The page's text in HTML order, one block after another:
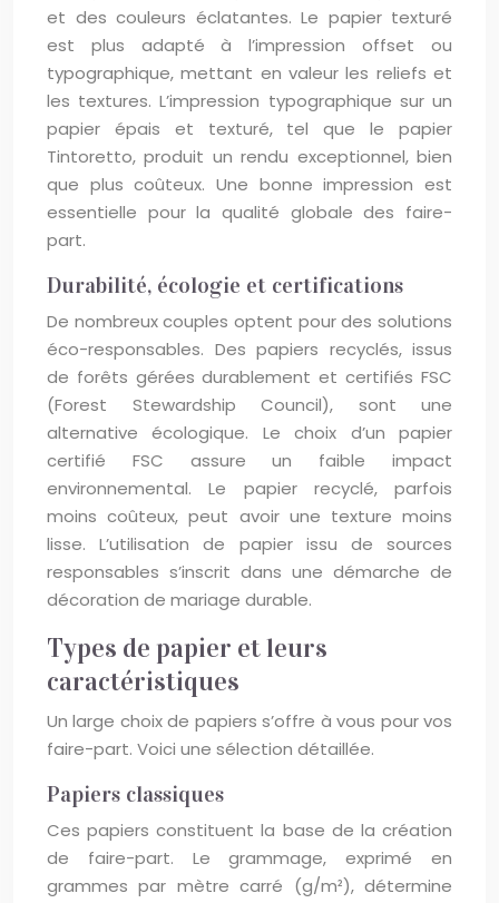
et des couleurs éclatantes. Le papier texturé
est plus adapté à l’impression offset ou
typographique, mettant en valeur les reliefs et
les textures. L’impression typographique sur un
papier épais et texturé, tel que le papier
Tintoretto, produit un rendu exceptionnel, bien
que plus coûteux. Une bonne impression est
essentielle pour la qualité globale des faire-
part.
Durabilité, écologie et certifications
De nombreux couples optent pour des solutions
éco-responsables. Des papiers recyclés, issus
de forêts gérées durablement et certifiés FSC
(Forest Stewardship Council), sont une
alternative écologique. Le choix d’un papier
certifié FSC assure un faible impact
environnemental. Le papier recyclé, parfois
moins coûteux, peut avoir une texture moins
lisse. L’utilisation de papier issu de sources
responsables s’inscrit dans une démarche de
décoration de mariage durable.
Types de papier et leurs
caractéristiques
Un large choix de papiers s’offre à vous pour vos
faire-part. Voici une sélection détaillée.
Papiers classiques
Ces papiers constituent la base de la création
de faire-part. Le grammage, exprimé en
grammes par mètre carré (g/m²), détermine